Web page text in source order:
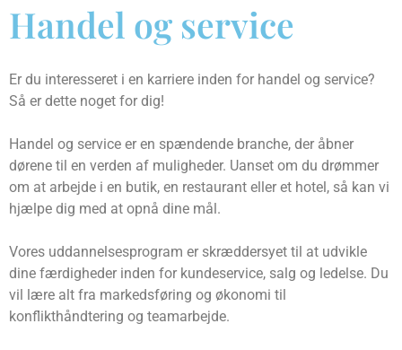
Handel og service
Er du interesseret i en karriere inden for handel og service?
Så er dette noget for dig!
Handel og service er en spændende branche, der åbner
dørene til en verden af muligheder. Uanset om du drømmer
om at arbejde i en butik, en restaurant eller et hotel, så kan vi
hjælpe dig med at opnå dine mål.
Vores uddannelsesprogram er skræddersyet til at udvikle
dine færdigheder inden for kundeservice, salg og ledelse. Du
vil lære alt fra markedsføring og økonomi til
konflikthåndtering og teamarbejde.